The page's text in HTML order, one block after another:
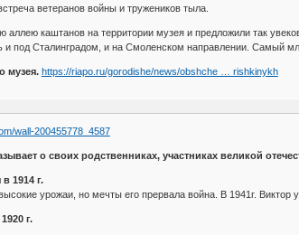
ветеранов войны и тружеников тыла.
аллею каштанов на территории музея и предложили так
под Сталинградом, и на Смоленском направлении. Самый
музея. https://riapo.ru/gorodishe/news/obshche … rishkinykh
wall-200455778_4587
о своих родственниках, участниках великой
1914 г.
урожаи, но мечты его прервала война. В 1941г.
г.